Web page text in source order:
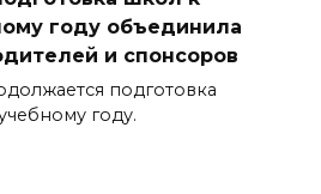
году объединила
и спонсоров
подготовка
году.